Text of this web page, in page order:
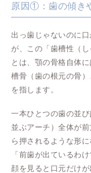
原因①：歯の傾き
出っ歯じゃないのに
が、この「歯槽性（
とは、顎の骨格自体
槽骨（歯の根元の骨
を指します。
一本ひとつの歯の並
並ぶアーチ）全体が
ら押されるような形
「前歯が出ているわ
顔を見ると口元だけ